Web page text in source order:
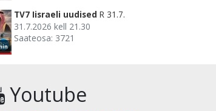
TV7 Iisraeli uudised R 31.7.
31.7.2026 kell 21.30
Saateosa: 3721
Youtube